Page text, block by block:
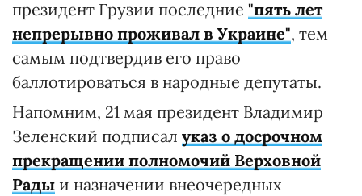
президент Грузии последние "пять лет
непрерывно проживал в Украине", тем
самым подтвердив его право
баллотироваться в народные депутаты.
Напомним, 21 мая президент Владимир
Зеленский подписал указ о досрочном
прекращении полномочий Верховной
Рады и назначении внеочередных